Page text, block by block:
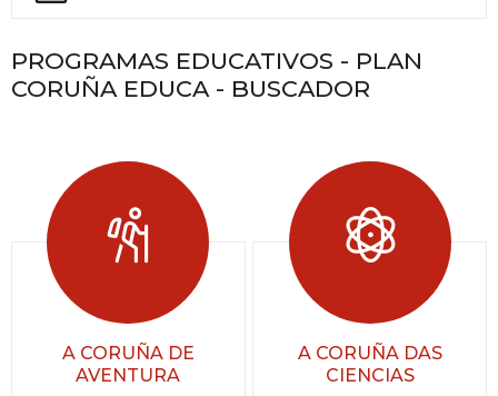
PROGRAMAS EDUCATIVOS - PLAN
CORUÑA EDUCA - BUSCADOR
A CORUÑA DE
AVENTURA
A CORUÑA DAS
CIENCIAS